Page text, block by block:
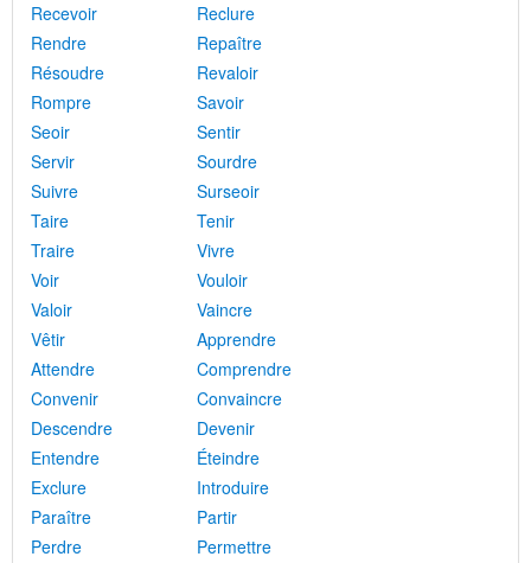
Recevoir
Reclure
Rendre
Repaître
Résoudre
Revaloir
Rompre
Savoir
Seoir
Sentir
Servir
Sourdre
Suivre
Surseoir
Taire
Tenir
Traire
Vivre
Voir
Vouloir
Valoir
Vaincre
Vêtir
Apprendre
Attendre
Comprendre
Convenir
Convaincre
Descendre
Devenir
Entendre
Éteindre
Exclure
Introduire
Paraître
Partir
Perdre
Permettre